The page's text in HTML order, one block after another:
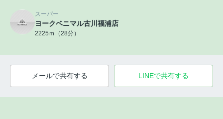
スーパー
ヨークベニマル古川福浦店
2225ｍ（28分）
メールで共有する LINEで共有する